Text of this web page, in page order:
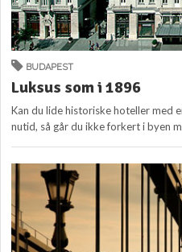
BUDAPEST
Luksus som i 1896
Kan du lide historiske hoteller med
nutid, så går du ikke forkert i byen